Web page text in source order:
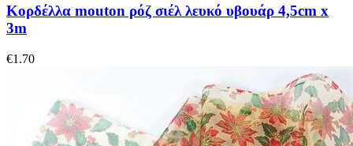
Κορδέλλα mouton ρόζ σιέλ λευκό υβουάρ 4,5cm x
3m
€1.70